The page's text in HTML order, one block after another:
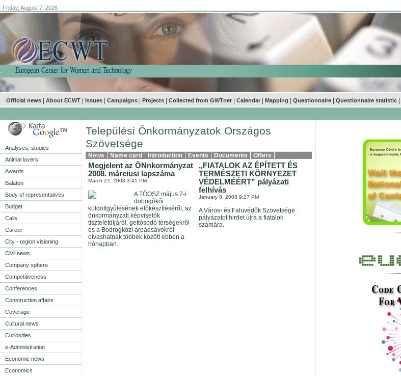
Friday, August 7, 2026
.
Official news About ECWT Issues Campaigns Projects Collected from GWTnet Calendar Mapping Questionnaire Questionnaire statistic
Analyses, studies
Animal lovers
Awards
Balaton
Body of representatives
Budget
Calls
Career
City - region visioning
Civil news
Company sphere
Competitiveness
Conferences
Construction affairs
Coverage
Cultural news
Curiosities
e-Administration
Economic news
Economics
Települési Önkormányzatok Országos
Szövetsége
News Name card Introduction Events Documents Offers
Megjelent az ÖNnkormányzat
2008. márciusi lapszáma
March 27, 2008 3:41 PM
A TÖOSZ május 7-i
dobogókői
küldöttgyűlésének előkészítéséről, az
önkormányzati képviselők
tiszteletdíjáról, gettósodó térségekről
és a Bodrogközi árpádsávokról
olvashatnak többek között ebben a
hónapban.
„FIATALOK AZ ÉPÍTETT ÉS
TERMÉSZETI KÖRNYEZET
VÉDELMÉÉRT” pályázati
felhívás
January 8, 2008 9:27 PM
A Város- és Faluvédők Szövetsége
pályázatot hirdet újra a fiatalok
számára.